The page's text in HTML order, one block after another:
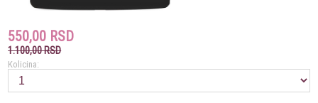
550,00 RSD
1.100,00 RSD
Kolicina: